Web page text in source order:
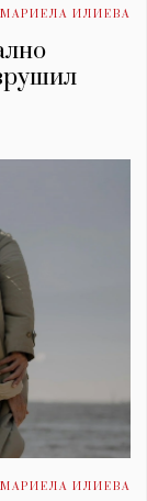
МАРИЕЛА ИЛИЕВА
МАРИЕЛА ИЛИЕВА